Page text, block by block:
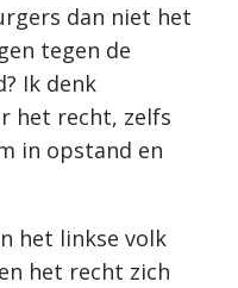
dan niet het
tegen de
Ik denk
het recht, zelfs
in opstand en
het linkse volk
het recht zich